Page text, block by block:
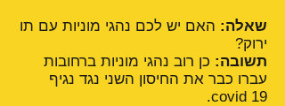
שאלה: האם יש לכם נהגי מוניות עם תו
ירוק?
תשובה: כן רוב נהגי מוניות ברחובות
עברו כבר את החיסון השני נגד נגיף
covid 19.